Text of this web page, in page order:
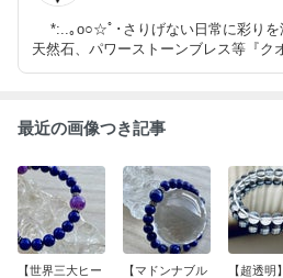
*:..｡o○☆ﾟ･さりげない日常に彩りを
天然石、パワーストーンブレス等『ク
『デザイン性』をテーマに、感度の高
最近の画像つき記事
【世界三大ヒー
【マドンナブル
【超透